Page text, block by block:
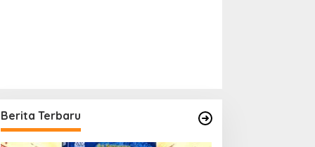
Berita Terbaru